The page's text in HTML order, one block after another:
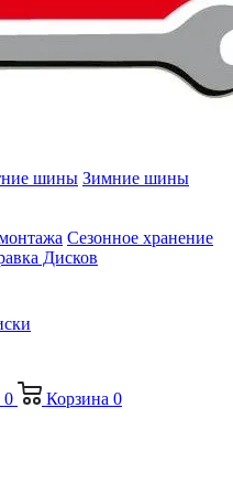
шины Зимние шины
Сезонное хранение
Дисков
0 Корзина 0